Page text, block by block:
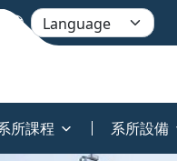
所課程 系所設備